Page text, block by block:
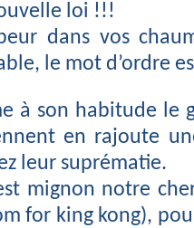
loi !!!
dans vos
le mot d’ordre
à son habitude le
en rajoute
leur suprématie.
mignon notre
for king kong),